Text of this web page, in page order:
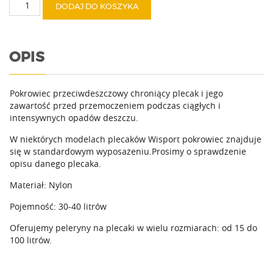
Peleryna
DODAJ DO KOSZYKA
OPIS
Pokrowiec przeciwdeszczowy chroniący plecak i jego
zawartość przed przemoczeniem podczas ciągłych i
intensywnych opadów deszczu.
W niektórych modelach plecaków Wisport pokrowiec znajduje
się w standardowym wyposażeniu.Prosimy o sprawdzenie
opisu danego plecaka.
Materiał: Nylon
Pojemność: 30-40 litrów
Oferujemy peleryny na plecaki w wielu rozmiarach: od 15 do
100 litrów.